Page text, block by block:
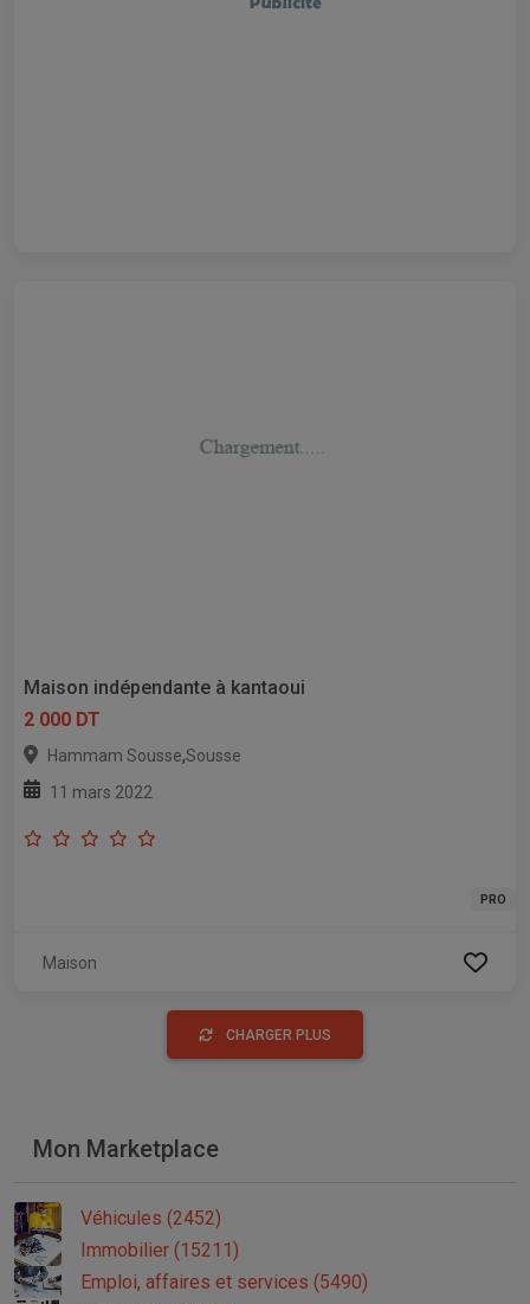
Maison indépendante à kantaoui
2 000 DT
Hammam Sousse,Sousse
11 mars 2022
PRO
Maison
CHARGER PLUS
Mon Marketplace
Véhicules (2452)
Immobilier (15211)
Emploi, affaires et services (5490)